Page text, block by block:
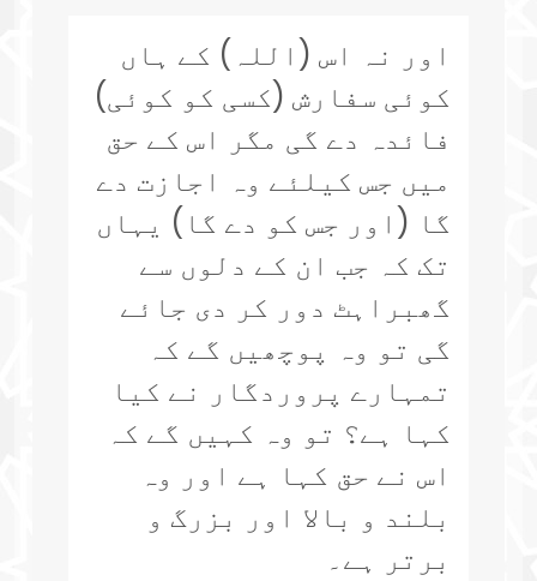
اور نہ اس (اللہ) کے ہاں
کوئی سفارش (کسی کو کوئی)
فائدہ دے گی مگر اس کے حق
میں جس کیلئے وہ اجازت دے
گا (اور جس کو دے گا) یہاں
تک کہ جب ان کے دلوں سے
گھبراہٹ دور کر دی جائے
گی تو وہ پوچھیں گے کہ
تمہارے پروردگار نے کیا
کہا ہے؟ تو وہ کہیں گے کہ
اس نے حق کہا ہے اور وہ
بلند و بالا اور بزرگ و
برتر ہے۔